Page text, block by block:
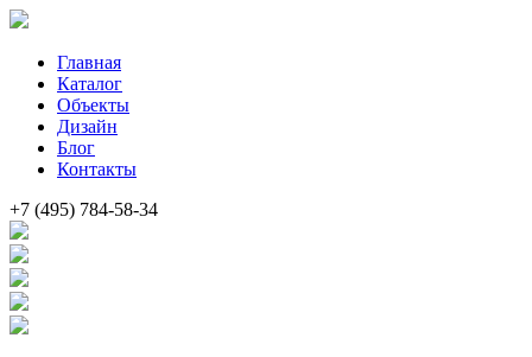
Главная
Каталог
Объекты
Дизайн
Блог
Контакты
+7 (495) 784-58-34